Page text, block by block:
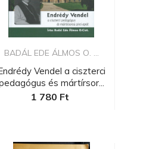
BADÁL EDE ÁLMOS O. ...
Vendel a ciszterci
és mártírsor...
1 780 Ft